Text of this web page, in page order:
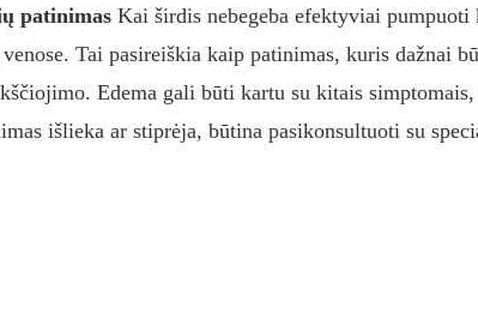
patinimas Kai širdis nebegeba efektyviai
Tai pasireiškia kaip patinimas, kuris dažnai
Edema gali būti kartu su kitais
išlieka ar stiprėja, būtina pasikonsultuoti su